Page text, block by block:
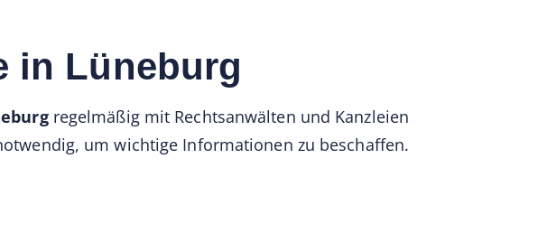
in Lüneburg
regelmäßig mit Rechtsanwälten und Kanzleien
um wichtige Informationen zu beschaffen.